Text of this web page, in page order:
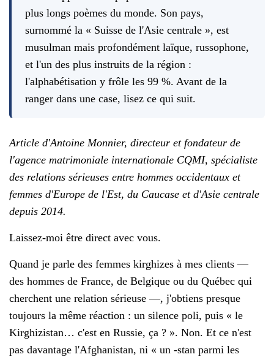
plus longs poèmes du monde. Son pays,
surnommé la « Suisse de l'Asie centrale », est
musulman mais profondément laïque, russophone,
et l'un des plus instruits de la région :
l'alphabétisation y frôle les 99 %. Avant de la
ranger dans une case, lisez ce qui suit.
Article d'Antoine Monnier, directeur et fondateur de
l'agence matrimoniale internationale CQMI, spécialiste
des relations sérieuses entre hommes occidentaux et
femmes d'Europe de l'Est, du Caucase et d'Asie centrale
depuis 2014.
Laissez-moi être direct avec vous.
Quand je parle des femmes kirghizes à mes clients —
des hommes de France, de Belgique ou du Québec qui
cherchent une relation sérieuse —, j'obtiens presque
toujours la même réaction : un silence poli, puis « le
Kirghizistan… c'est en Russie, ça ? ». Non. Et ce n'est
pas davantage l'Afghanistan, ni « un -stan parmi les